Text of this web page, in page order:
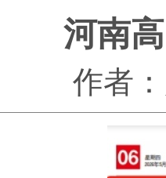
河南
作者